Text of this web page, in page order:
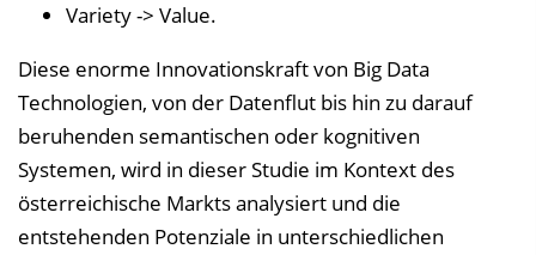
n
Variety -> Value.
Diese enorme Innovationskraft von Big Data
Technologien, von der Datenflut bis hin zu darauf
beruhenden semantischen oder kognitiven
Systemen, wird in dieser Studie im Kontext des
österreichische Markts analysiert und die
entstehenden Potenziale in unterschiedlichen